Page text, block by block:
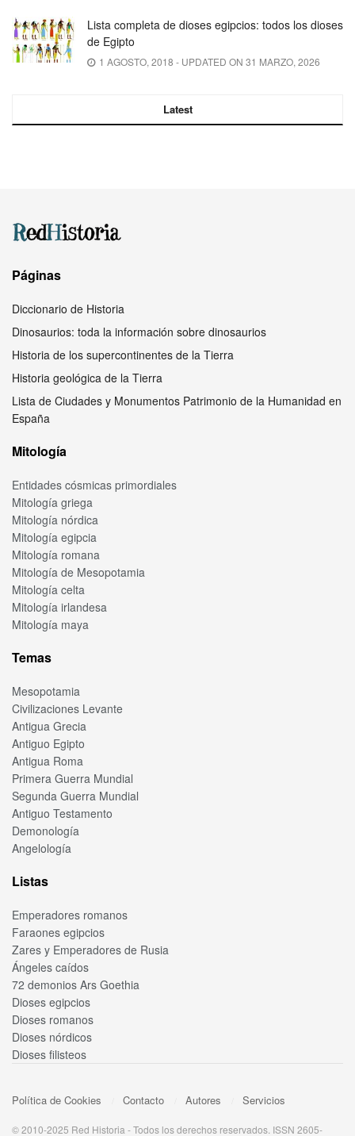
Lista completa de dioses egipcios: todos los dioses
de Egipto
1 AGOSTO, 2018 - UPDATED ON 31 MARZO, 2026
Latest
Páginas
Diccionario de Historia
Dinosaurios: toda la información sobre dinosaurios
Historia de los supercontinentes de la Tierra
Historia geológica de la Tierra
Lista de Ciudades y Monumentos Patrimonio de la Humanidad en
España
Mitología
Entidades cósmicas primordiales
Mitología griega
Mitología nórdica
Mitología egipcia
Mitología romana
Mitología de Mesopotamia
Mitología celta
Mitología irlandesa
Mitología maya
Temas
Mesopotamia
Civilizaciones Levante
Antigua Grecia
Antiguo Egipto
Antigua Roma
Primera Guerra Mundial
Segunda Guerra Mundial
Antiguo Testamento
Demonología
Angelología
Listas
Emperadores romanos
Faraones egipcios
Zares y Emperadores de Rusia
Ángeles caídos
72 demonios Ars Goethia
Dioses egipcios
Dioses romanos
Dioses nórdicos
Dioses filisteos
Política de Cookies Contacto Autores Servicios
© 2010-2025 Red Historia - Todos los derechos reservados. ISSN 2605-